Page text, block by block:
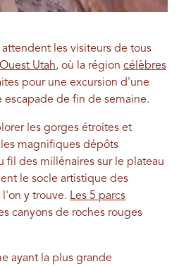
les visiteurs de tous
Utah, où la région célèbres
pour une excursion d'une
de fin de semaine.
les gorges étroites et
magnifiques dépôts
fil des millénaires sur le plateau
le socle artistique des
y trouve. Les 5 parcs
canyons de roches rouges
ayant la plus grande